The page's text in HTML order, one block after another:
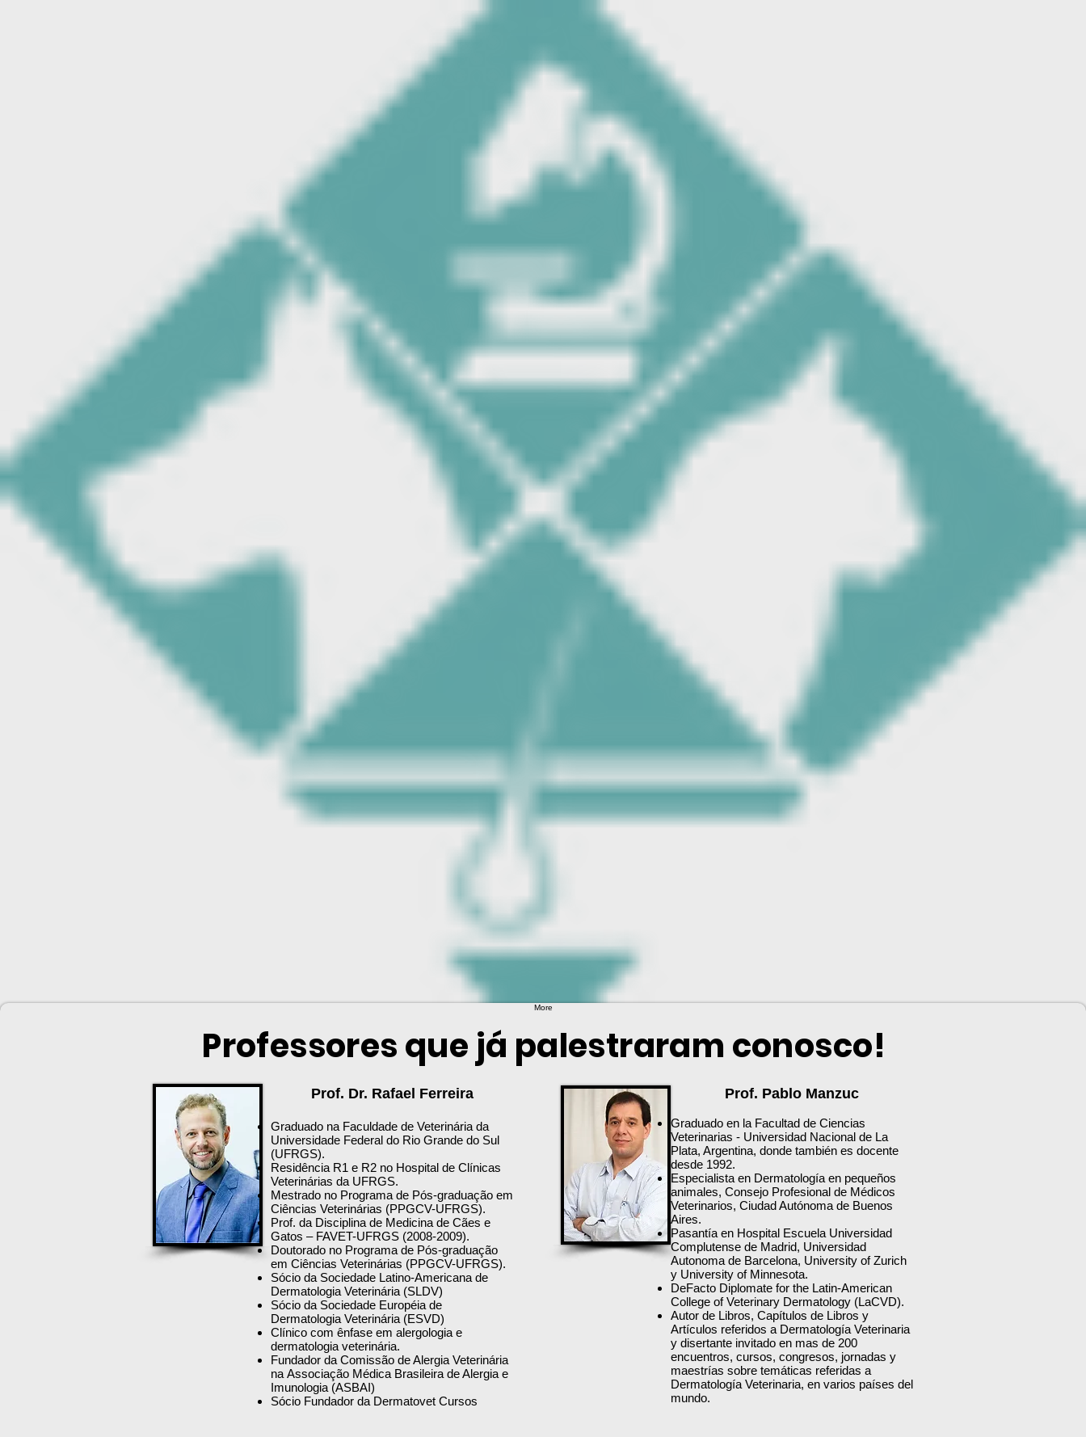
More
Professores que já palestraram conosco!
Prof. Dr. Rafael Ferreira
Graduado na Faculdade de Veterinária da
Universidade Federal do Rio Grande do Sul
(UFRGS).
Residência R1 e R2 no Hospital de Clínicas
Veterinárias da UFRGS.
Mestrado no Programa de Pós-graduação em
Ciências Veterinárias (PPGCV-UFRGS).
Prof. da Disciplina de Medicina de Cães e
Gatos – FAVET-UFRGS (2008-2009).
Doutorado no Programa de Pós-graduação
em Ciências Veterinárias (PPGCV-UFRGS).
Sócio da Sociedade Latino-Americana de
Dermatologia Veterinária (SLDV)
Sócio da Sociedade Européia de
Dermatologia Veterinária (ESVD)
Clínico com ênfase em alergologia e
dermatologia veterinária.
Fundador da Comissão de Alergia Veterinária
na Associação Médica Brasileira de Alergia e
Imunologia (ASBAI)
Sócio Fundador da Dermatovet Cursos
Prof. Pablo Manzuc
Graduado en la Facultad de Ciencias
Veterinarias - Universidad Nacional de La
Plata, Argentina, donde también es docente
desde 1992.
Especialista en Dermatología en pequeños
animales, Consejo Profesional de Médicos
Veterinarios, Ciudad Autónoma de Buenos
Aires.
Pasantía en Hospital Escuela Universidad
Complutense de Madrid, Universidad
Autonoma de Barcelona, University of Zurich
y University of Minnesota.
DeFacto Diplomate for the Latin-American
College of Veterinary Dermatology (LaCVD).
Autor de Libros, Capítulos de Libros y
Artículos referidos a Dermatología Veterinaria
y disertante invitado en mas de 200
encuentros, cursos, congresos, jornadas y
maestrías sobre temáticas referidas a
Dermatología Veterinaria, en varios países del
mundo.